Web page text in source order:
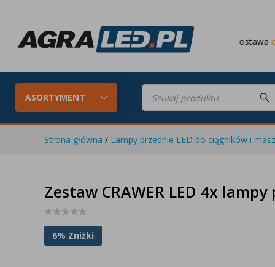
Darmowa dostawa od 649 PLN
ASORTYMENT
Wyszukiwarka
produktów
Konfigurator LED
Skompletuj oświetlenie LED do
swojego ciągnika
Lampy
Lampy tylne LED
Strona główna / Lampy przednie LED do ciągników i
Zestaw CRAWER LED 4x
6% Zniżki